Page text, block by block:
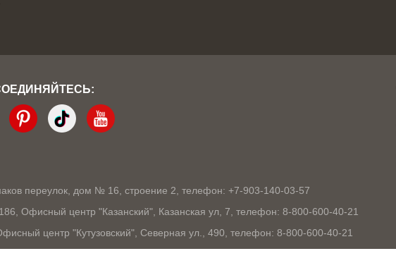
переулок, дом № 16, строение 2, телефон: +7-903-140-03-57
Офисный центр "Казанский", Казанская ул, 7, телефон: 8-800-600-40-21
центр "Кутузовский", Северная ул., 490, телефон: 8-800-600-40-21